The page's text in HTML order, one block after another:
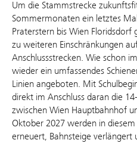
Um die Stammstrecke
Sommermonaten ein letztes
Praterstern bis Wien
zu weiteren Einschränkungen
Anschlussstrecken. Wie schon
wieder ein umfassendes
Linien angeboten. Mit
direkt im Anschluss daran die
zwischen Wien Hauptbahnhof
Oktober 2027 werden in
erneuert, Bahnsteige verlängert